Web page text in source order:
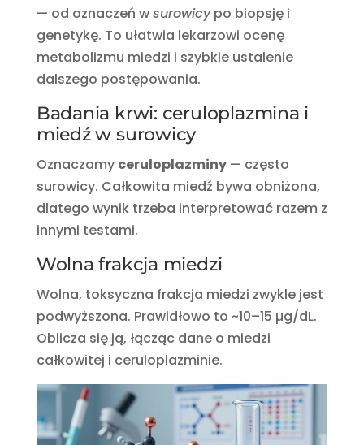
— od oznaczeń wsurowicypo biopsję i
genetykę. To ułatwia lekarzowi ocenę
metabolizmu miedzi i szybkie ustalenie
dalszego postępowania.
Badania krwi: ceruloplazmina i
miedź w surowicy
Oznaczamy ceruloplazminy— często
surowicy. Całkowita miedź bywa obniżona,
dlatego wynik trzeba interpretować razem z
innymi testami.
Wolna frakcja miedzi
Wolna, toksyczna frakcja miedzi zwykle jest
podwyższona. Prawidłowo to ~10–15 µg/dL.
Oblicza się ją, łącząc dane o miedzi
całkowitej i ceruloplazminie.